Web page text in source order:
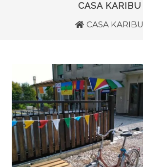
CASA KARIBU
CASA KARIBU